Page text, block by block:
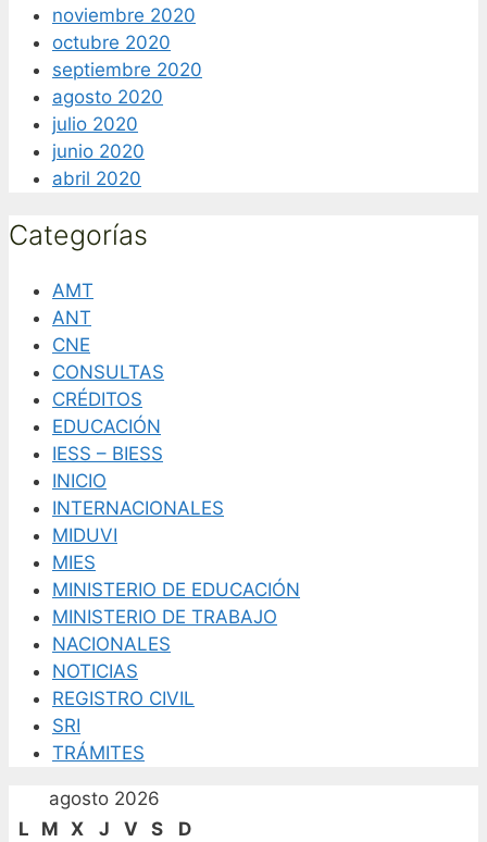
noviembre 2020
octubre 2020
septiembre 2020
agosto 2020
julio 2020
junio 2020
abril 2020
Categorías
AMT
ANT
CNE
CONSULTAS
CRÉDITOS
EDUCACIÓN
IESS – BIESS
INICIO
INTERNACIONALES
MIDUVI
MIES
MINISTERIO DE EDUCACIÓN
MINISTERIO DE TRABAJO
NACIONALES
NOTICIAS
REGISTRO CIVIL
SRI
TRÁMITES
agosto 2026
L
M X J V S
D